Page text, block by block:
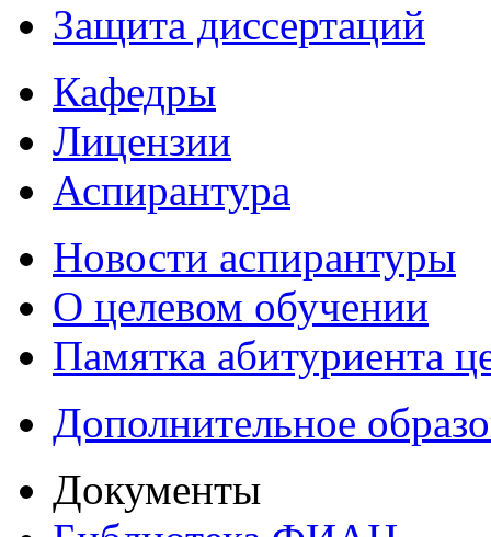
Защита диссертаций
Кафедры
Лицензии
Аспирантура
Новости аспирантуры
О целевом обучении
Памятка абитуриента
Дополнительное
Документы